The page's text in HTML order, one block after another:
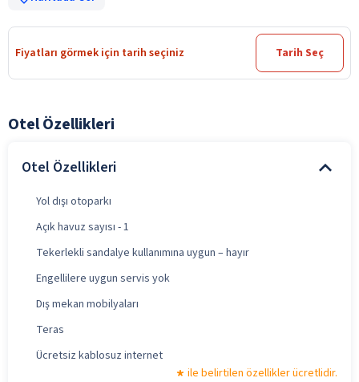
Fiyatları görmek için tarih seçiniz Tarih Seç
Otel Özellikleri
Otel Özellikleri
Yol dışı otoparkı
Açık havuz sayısı - 1
Tekerlekli sandalye kullanımına uygun – hayır
Engellilere uygun servis yok
Dış mekan mobilyaları
Teras
Ücretsiz kablosuz internet
ile belirtilen özellikler ücretlidir.